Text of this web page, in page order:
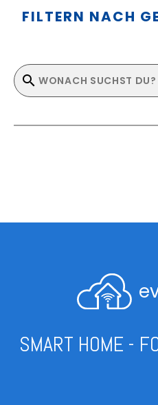
FILTERN NACH
SMART HOME -